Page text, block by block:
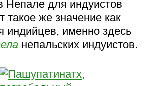
Непале для индуистов
такое же значение как
индийцев, именно здесь
непальских индуистов.